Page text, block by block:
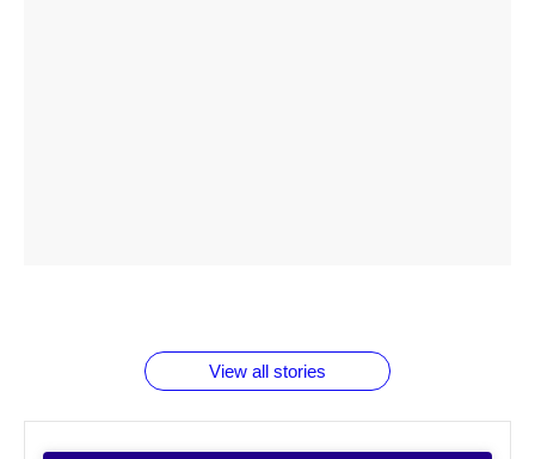
View all stories